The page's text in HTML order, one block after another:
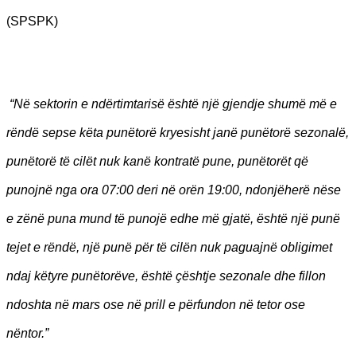
(SPSPK)
“Në sektorin e ndërtimtarisë është një gjendje shumë më e
rëndë sepse këta punëtorë kryesisht janë punëtorë sezonalë,
punëtorë të cilët nuk kanë kontratë pune, punëtorët që
punojnë nga ora 07:00 deri në orën 19:00, ndonjëherë nëse
e zënë puna mund të punojë edhe më gjatë, është një punë
tejet e rëndë, një punë për të cilën nuk paguajnë obligimet
ndaj këtyre punëtorëve, është çështje sezonale dhe fillon
ndoshta në mars ose në prill e përfundon në tetor ose
nëntor.”